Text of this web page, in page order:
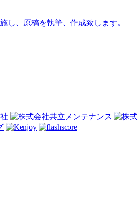
し、原稿を執筆、作成致します。